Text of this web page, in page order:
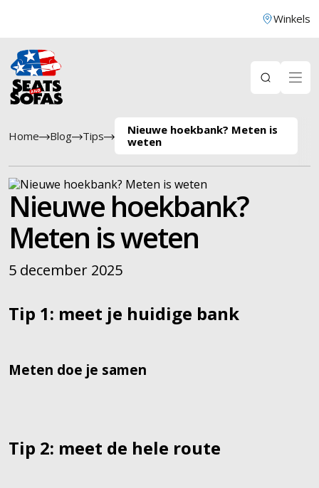
Winkels
Home Blog Tips
Nieuwe hoekbank? Meten is
weten
Nieuwe hoekbank?
Meten is weten
5 december 2025
Tip 1: meet je huidige bank
Meten doe je samen
Tip 2: meet de hele route